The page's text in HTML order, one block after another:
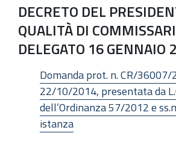
DECRETO DEL
QUALITÀ DI
DELEGATO 16 GENNAIO
Domanda prot. n. CR/36007/
22/10/2014, presentata da
dell’Ordinanza 57/2012 e
istanza